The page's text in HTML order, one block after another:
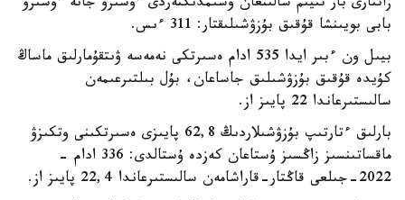
زاتتارى بار تىيىم سالىنعان وسىمدىكتەردى ءوسىرۋ جانە ءوسىرۋ
بابى بويىنشا قۇقىق بۇزۋشىلىقتار: 311 ءىس.
بيىل ون ءبىر ايدا 535 ادام ەسىرتكى نەمەسە ۋىتقۇمارلىق ماساڭ
كۇيدە قۇقىق بۇزۋشىلىق جاساعان، بۇل بىلتىرعىمەن
سالىستىرعاندا 22 پايىز از.
بارلىق ءتارتىپ بۇزۋشىلاردىڭ 62,8 پايىزى ەسىرتكىنى وتكىزۋ
ماقساتىنسىز زاڭسىز ۇستاعان كەزدە ۇستالدى: 336 ادام -
2022-جىلعى قاڭتار-قاراشامەن سالىستىرعاندا 22,4 پايىز از.